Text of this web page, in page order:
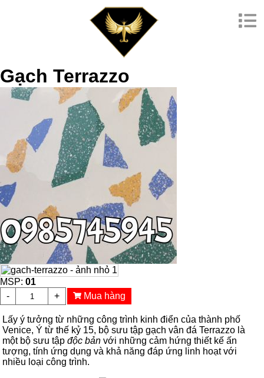
Gạch Terrazzo
MSP: 01
-
+ Mua hàng
Lấy ý tưởng từ những công trình kinh điển của thành phố
Venice, Ý từ thế kỷ 15, bộ sưu tập gạch vân đá Terrazzo là
một bộ sưu tậpđộc bản với những cảm hứng thiết kế ấn
tượng, tính ứng dụng và khả năng đáp ứng linh hoạt với
nhiều loại công trình.